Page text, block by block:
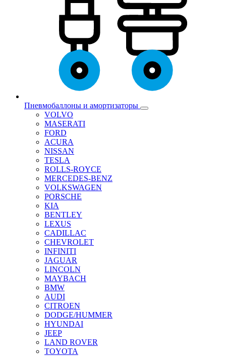
Пневмобаллоны и амортизаторы
VOLVO
MASERATI
FORD
ACURA
NISSAN
TESLA
ROLLS-ROYCE
MERCEDES-BENZ
VOLKSWAGEN
PORSCHE
KIA
BENTLEY
LEXUS
CADILLAC
CHEVROLET
INFINITI
JAGUAR
LINCOLN
MAYBACH
BMW
AUDI
CITROEN
DODGE/HUMMER
HYUNDAI
JEEP
LAND ROVER
TOYOTA